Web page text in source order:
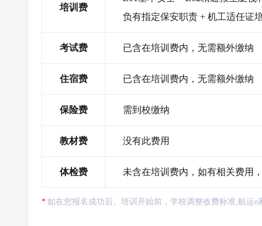
培训费
负有指定保安职责 + 机工适任证
考试费 已含在培训费内，无需额外缴纳
住宿费 已含在培训费内，无需额外缴纳
保险费 需到校缴纳
教材费 没有此费用
体检费 未含在培训费内，如有相关费用
如在您报名成功后、培训开始前，学校调整收费标准,航运